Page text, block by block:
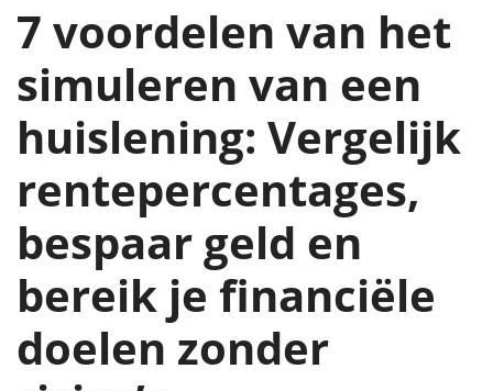
7 voordelen van het
simuleren van een
huislening: Vergelijk
rentepercentages,
bespaar geld en
bereik je financiële
doelen zonder